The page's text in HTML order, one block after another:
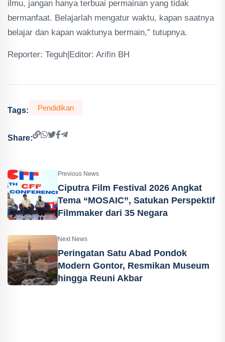
ilmu, jangan hanya terbuai permainan yang tidak
bermanfaat. Belajarlah mengatur waktu, kapan saatnya
belajar dan kapan waktunya bermain,” tutupnya.
Reporter: Teguh|Editor: Arifin BH
Tags: Pendidikan
Share:
Previous News
Ciputra Film Festival 2026 Angkat
Tema “MOSAIC”, Satukan Perspektif
Filmmaker dari 35 Negara
Next News
Peringatan Satu Abad Pondok
Modern Gontor, Resmikan Museum
hingga Reuni Akbar